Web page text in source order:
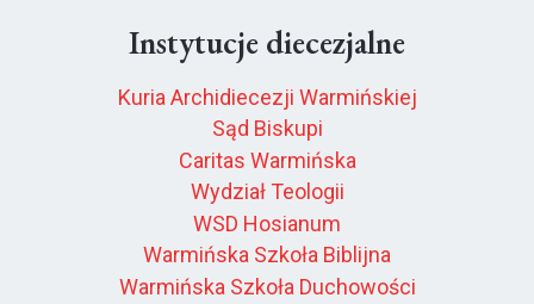
Instytucje diecezjalne
Kuria Archidiecezji Warmińskiej
Sąd Biskupi
Caritas Warmińska
Wydział Teologii
WSD Hosianum
Warmińska Szkoła Biblijna
Warmińska Szkoła Duchowości